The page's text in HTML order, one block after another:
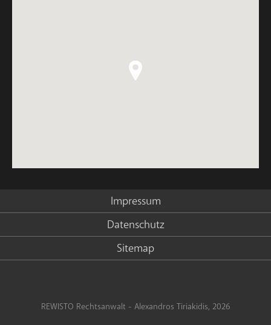
Impressum
Datenschutz
Sitemap
REWISTO Rechtsanwalt - Alexandros Tiriakidis, 2026